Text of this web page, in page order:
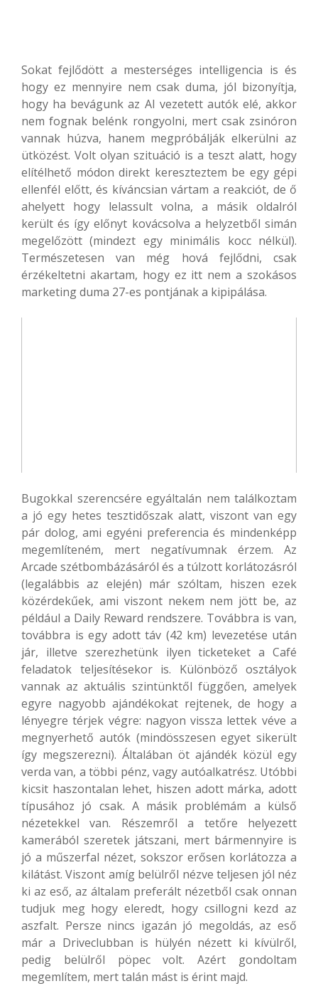
Sokat fejlődött a mesterséges intelligencia is és
hogy ez mennyire nem csak duma, jól bizonyítja,
hogy ha bevágunk az AI vezetett autók elé, akkor
nem fognak belénk rongyolni, mert csak zsinóron
vannak húzva, hanem megpróbálják elkerülni az
ütközést. Volt olyan szituáció is a teszt alatt, hogy
elítélhető módon direkt kereszteztem be egy gépi
ellenfél előtt, és kíváncsian vártam a reakciót, de ő
ahelyett hogy lelassult volna, a másik oldalról
került és így előnyt kovácsolva a helyzetből simán
megelőzött (mindezt egy minimális kocc nélkül).
Természetesen van még hová fejlődni, csak
érzékeltetni akartam, hogy ez itt nem a szokásos
marketing duma 27-es pontjának a kipipálása.
Bugokkal szerencsére egyáltalán nem találkoztam
a jó egy hetes tesztidőszak alatt, viszont van egy
pár dolog, ami egyéni preferencia és mindenképp
megemlíteném, mert negatívumnak érzem. Az
Arcade szétbombázásáról és a túlzott korlátozásról
(legalábbis az elején) már szóltam, hiszen ezek
közérdekűek, ami viszont nekem nem jött be, az
például a Daily Reward rendszere. Továbbra is van,
továbbra is egy adott táv (42 km) levezetése után
jár, illetve szerezhetünk ilyen ticketeket a Café
feladatok teljesítésekor is. Különböző osztályok
vannak az aktuális szintünktől függően, amelyek
egyre nagyobb ajándékokat rejtenek, de hogy a
lényegre térjek végre: nagyon vissza lettek véve a
megnyerhető autók (mindösszesen egyet sikerült
így megszerezni). Általában öt ajándék közül egy
verda van, a többi pénz, vagy autóalkatrész. Utóbbi
kicsit haszontalan lehet, hiszen adott márka, adott
típusához jó csak. A másik problémám a külső
nézetekkel van. Részemről a tetőre helyezett
kamerából szeretek játszani, mert bármennyire is
jó a műszerfal nézet, sokszor erősen korlátozza a
kilátást. Viszont amíg belülről nézve teljesen jól néz
ki az eső, az általam preferált nézetből csak onnan
tudjuk meg hogy eleredt, hogy csillogni kezd az
aszfalt. Persze nincs igazán jó megoldás, az eső
már a Driveclubban is hülyén nézett ki kívülről,
pedig belülről pöpec volt. Azért gondoltam
megemlítem, mert talán mást is érint majd.